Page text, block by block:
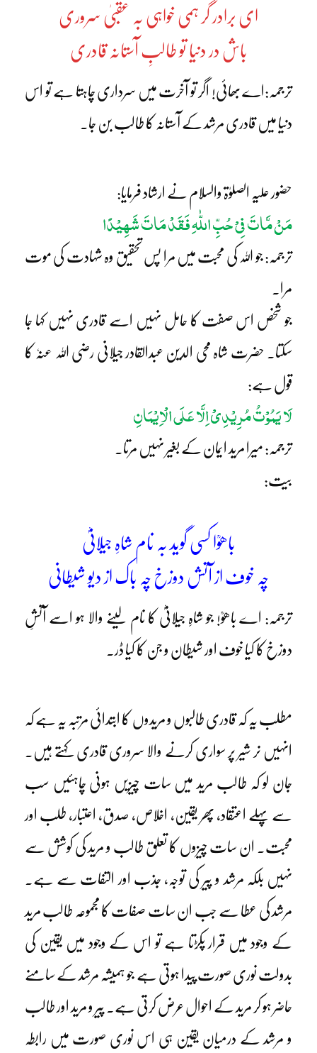
ای برادر گر ہمی خواہی بہ عقبیٰ سروری
باش در دنیا تو طالبِ آستانہ قادری
ترجمہ:اے بھائی! اگر تو آخرت میں سرداری چاہتا ہے تو اس
دنیا میں قادری مرشد کے آستانہ کا طالب بن جا۔
حضور علیہ الصلوٰۃ والسلام نے ارشاد فرمایا:
مَنْ مَّاتَ فِیْ حُبِّ اللّٰہِ فَقَدْ مَاتَ شَہِیْدًا
ترجمہ: جو اللہ کی محبت میں مرا پس تحقیق وہ شہادت کی موت
مرا۔
جو شخص اس صفت کا حامل نہیں اسے قادری نہیں کہا جا
سکتا۔ حضرت شاہ محی الدین عبدالقادر جیلانی رضی اللہ عنہٗ کا
قول ہے:
لَا یَمُوْتُ مُرِیْدِیْ اِلَّا عَلَی الْاِیْمَانِ
ترجمہ: میرا مرید ایمان کے بغیر نہیں مرتا۔
بیت:
باھوؒا کسی گوید بہ نام شاہِ جیلانیؓ
چہ خوف از آتش دوزخ چہ باک از دیو شیطانی
ترجمہ: اے باھوؒ! جو شاہِ جیلانیؓ کا نام لینے والا ہو اسے آتشِ
دوزخ کا کیا خوف اور شیطان و جن کا کیا ڈر۔
مطلب یہ کہ قادری طالبوں و مریدوں کا ابتدائی مرتبہ یہ ہے کہ
انہیں نر شیر پر سواری کرنے والا سروری قادری کہتے ہیں۔
جان لو کہ طالب مرید میں سات چیزیں ہونی چاہئیں سب
سے پہلے اعتقاد، پھر یقین، اخلاص، صدق، اعتبار، طلب اور
محبت۔ ان سات چیزوں کا تعلق طالب و مرید کی کوشش سے
نہیں بلکہ مرشد و پیر کی توجہ، جذب اور التفات سے ہے۔
مرشد کی عطا سے جب ان سات صفات کا مجموعہ طالب مرید
کے وجود میں قرار پکڑتا ہے تو اس کے وجود میں یقین کی
بدولت نوری صورت پیدا ہوتی ہے جو ہمیشہ مرشد کے سامنے
حاضر ہو کر مرید کے احوال عرض کرتی ہے۔ پیر و مرید اور طالب
و مرشد کے درمیان یقین ہی اس نوری صورت میں رابطہ